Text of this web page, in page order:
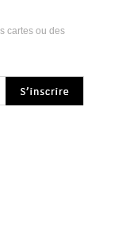
cartes ou des